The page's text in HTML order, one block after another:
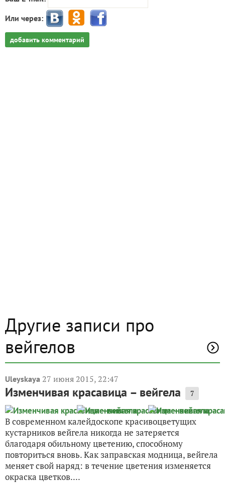
Или через:
добавить комментарий
Другие записи про
вейгелов
Uleyskaya 27 июня 2015, 22:47
Изменчивая красавица – вейгела 7
В современном калейдоскопе красивоцветущих
кустарников вейгела никогда не затеряется
благодаря обильному цветению, способному
повториться вновь. Как заправская модница, вейгела
меняет свой наряд: в течение цветения изменяется
окраска цветков....